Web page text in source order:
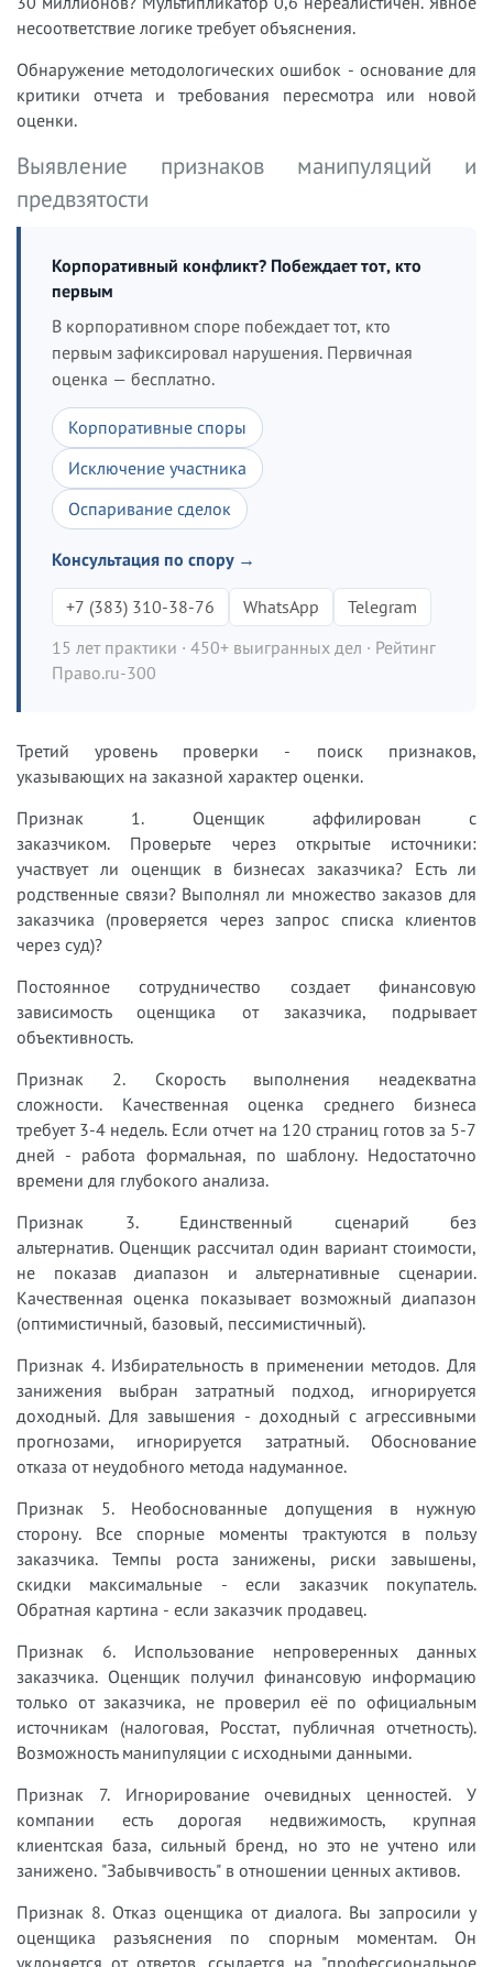
несоответствие логике требует объяснения.
Обнаружение методологических ошибок - основание для
критики отчета и требования пересмотра или новой
оценки.
Выявление признаков манипуляций и
предвзятости
Корпоративный конфликт? Побеждает тот, кто
первым
В корпоративном споре побеждает тот, кто
первым зафиксировал нарушения. Первичная
оценка — бесплатно.
Корпоративные споры
Исключение участника
Оспаривание сделок
Консультация по спору →
+7 (383) 310-38-76 WhatsApp
Telegram
15 лет практики · 450+ выигранных дел · Рейтинг
Право.ru-300
Третий уровень проверки - поиск признаков,
указывающих на заказной характер оценки.
Признак 1. Оценщик аффилирован с
заказчиком. Проверьте через открытые источники:
участвует ли оценщик в бизнесах заказчика? Есть ли
родственные связи? Выполнял ли множество заказов для
заказчика (проверяется через запрос списка клиентов
через суд)?
Постоянное сотрудничество создает финансовую
зависимость оценщика от заказчика, подрывает
объективность.
Признак 2. Скорость выполнения неадекватна
сложности. Качественная оценка среднего бизнеса
требует 3-4 недель. Если отчет на 120 страниц готов за 5-7
дней - работа формальная, по шаблону. Недостаточно
времени для глубокого анализа.
Признак 3. Единственный сценарий без
альтернатив. Оценщик рассчитал один вариант стоимости,
не показав диапазон и альтернативные сценарии.
Качественная оценка показывает возможный диапазон
(оптимистичный, базовый, пессимистичный).
Признак 4. Избирательность в применении методов. Для
занижения выбран затратный подход, игнорируется
доходный. Для завышения - доходный с агрессивными
прогнозами, игнорируется затратный. Обоснование
отказа от неудобного метода надуманное.
Признак 5. Необоснованные допущения в нужную
сторону. Все спорные моменты трактуются в пользу
заказчика. Темпы роста занижены, риски завышены,
скидки максимальные - если заказчик покупатель.
Обратная картина - если заказчик продавец.
Признак 6. Использование непроверенных данных
заказчика. Оценщик получил финансовую информацию
только от заказчика, не проверил её по официальным
источникам (налоговая, Росстат, публичная отчетность).
Возможность манипуляции с исходными данными.
Признак 7. Игнорирование очевидных ценностей. У
компании есть дорогая недвижимость, крупная
клиентская база, сильный бренд, но это не учтено или
занижено. "Забывчивость" в отношении ценных активов.
Признак 8. Отказ оценщика от диалога. Вы запросили у
оценщика разъяснения по спорным моментам. Он
уклоняется от ответов, ссылается на "профессиональное